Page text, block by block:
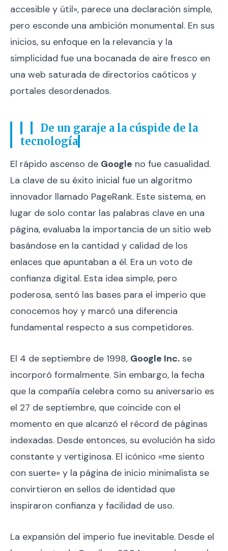
accesible y útil», parece una declaración simple,
pero esconde una ambición monumental. En sus
inicios, su enfoque en la relevancia y la
simplicidad fue una bocanada de aire fresco en
una web saturada de directorios caóticos y
portales desordenados.
De un garaje a la cúspide de la
tecnología
El rápido ascenso de Google no fue casualidad.
La clave de su éxito inicial fue un algoritmo
innovador llamado PageRank. Este sistema, en
lugar de solo contar las palabras clave en una
página, evaluaba la importancia de un sitio web
basándose en la cantidad y calidad de los
enlaces que apuntaban a él. Era un voto de
confianza digital. Esta idea simple, pero
poderosa, sentó las bases para el imperio que
conocemos hoy y marcó una diferencia
fundamental respecto a sus competidores.
El 4 de septiembre de 1998, Google Inc. se
incorporó formalmente. Sin embargo, la fecha
que la compañía celebra como su aniversario es
el 27 de septiembre, que coincide con el
momento en que alcanzó el récord de páginas
indexadas. Desde entonces, su evolución ha sido
constante y vertiginosa. El icónico «me siento
con suerte» y la página de inicio minimalista se
convirtieron en sellos de identidad que
inspiraron confianza y facilidad de uso.
La expansión del imperio fue inevitable. Desde el